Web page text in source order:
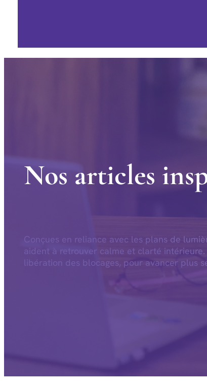
Nos articles ins
Conçues en reliance avec les plans de
aident à retrouver calme et clarté
libération des blocages, pour avancer plus